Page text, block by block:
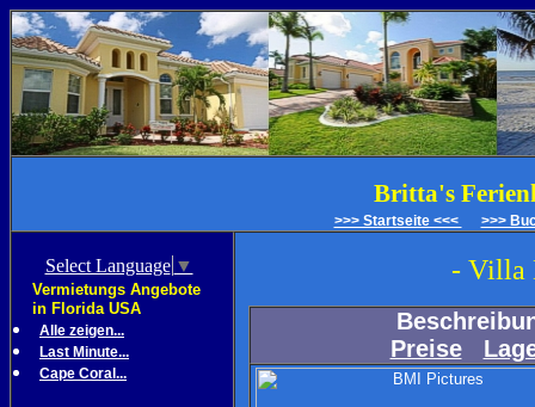
Britta's
>>> Startseite <<< >>>
Select Language ▼
Vermietungs Angebote
in Florida USA
Alle zeigen...
Last Minute...
Cape Coral...
- Villa
Preise